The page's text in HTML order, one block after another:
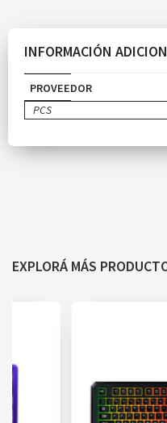
INFORMACIÓN
PROVEEDOR
PCS
EXPLORÁ MÁS